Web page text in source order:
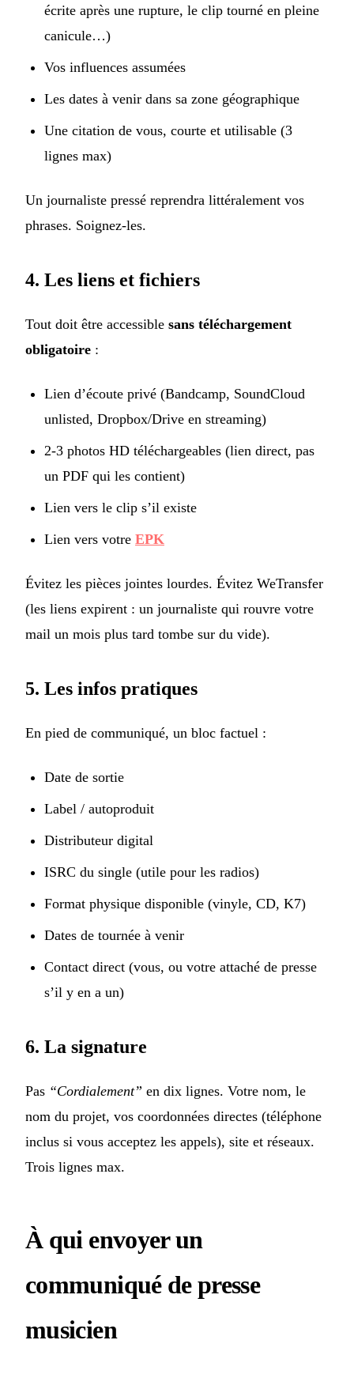
écrite après une rupture, le clip tourné en pleine
canicule…)
Vos influences assumées
Les dates à venir dans sa zone géographique
Une citation de vous, courte et utilisable (3
lignes max)
Un journaliste pressé reprendra littéralement vos
phrases. Soignez-les.
4. Les liens et fichiers
Tout doit être accessible sans téléchargement
obligatoire :
Lien d’écoute privé (Bandcamp, SoundCloud
unlisted, Dropbox/Drive en streaming)
2-3 photos HD téléchargeables (lien direct, pas
un PDF qui les contient)
Lien vers le clip s’il existe
Lien vers votre EPK
Évitez les pièces jointes lourdes. Évitez WeTransfer
(les liens expirent : un journaliste qui rouvre votre
mail un mois plus tard tombe sur du vide).
5. Les infos pratiques
En pied de communiqué, un bloc factuel :
Date de sortie
Label / autoproduit
Distributeur digital
ISRC du single (utile pour les radios)
Format physique disponible (vinyle, CD, K7)
Dates de tournée à venir
Contact direct (vous, ou votre attaché de presse
s’il y en a un)
6. La signature
Pas “Cordialement” en dix lignes. Votre nom, le
nom du projet, vos coordonnées directes (téléphone
inclus si vous acceptez les appels), site et réseaux.
Trois lignes max.
À qui envoyer un
communiqué de presse
musicien